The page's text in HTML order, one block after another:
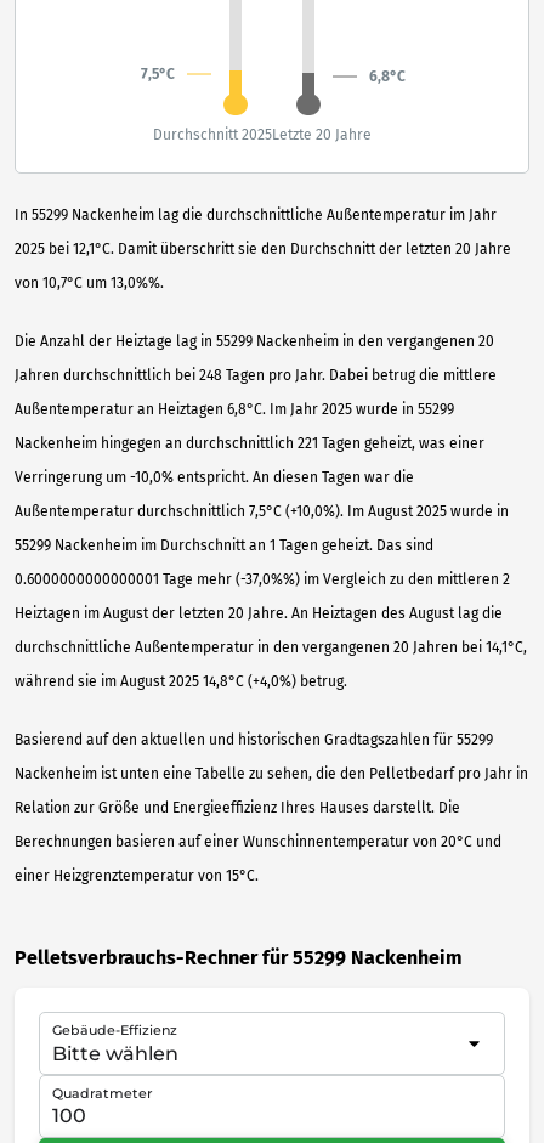
In 55299 Nackenheim lag die durchschnittliche Außentemperatur im Jahr
2025 bei 12,1°C. Damit überschritt sie den Durchschnitt der letzten 20 Jahre
von 10,7°C um 13,0%%.
Die Anzahl der Heiztage lag in 55299 Nackenheim in den vergangenen 20
Jahren durchschnittlich bei 248 Tagen pro Jahr. Dabei betrug die mittlere
Außentemperatur an Heiztagen 6,8°C. Im Jahr 2025 wurde in 55299
Nackenheim hingegen an durchschnittlich 221 Tagen geheizt, was einer
Verringerung um -10,0% entspricht. An diesen Tagen war die
Außentemperatur durchschnittlich 7,5°C (+10,0%). Im August 2025 wurde in
55299 Nackenheim im Durchschnitt an 1 Tagen geheizt. Das sind
0.6000000000000001 Tage mehr (-37,0%%) im Vergleich zu den mittleren 2
Heiztagen im August der letzten 20 Jahre. An Heiztagen des August lag die
durchschnittliche Außentemperatur in den vergangenen 20 Jahren bei 14,1°C,
während sie im August 2025 14,8°C (+4,0%) betrug.
Basierend auf den aktuellen und historischen Gradtagszahlen für 55299
Nackenheim ist unten eine Tabelle zu sehen, die den Pelletbedarf pro Jahr in
Relation zur Größe und Energieeffizienz Ihres Hauses darstellt. Die
Berechnungen basieren auf einer Wunschinnentemperatur von 20°C und
einer Heizgrenztemperatur von 15°C.
7,5°C 6,8°C
Durchschnitt 2025Letzte 20 Jahre
Pelletsverbrauchs-Rechner für 55299 Nackenheim
Gebäude-Effizienz
Quadratmeter